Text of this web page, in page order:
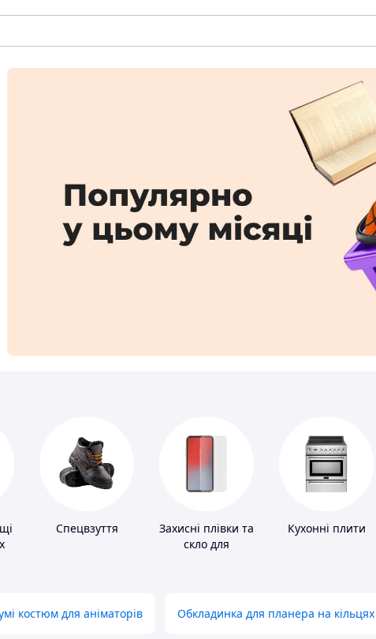
Спецвзуття
Захисні плівки та
скло для
Кухонні плити
костюм для аніматорів Обкладинка для планера на